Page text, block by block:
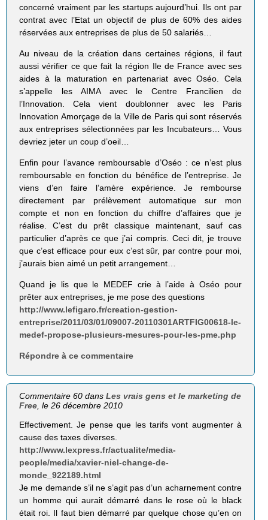
concerné vraiment par les startups aujourd’hui. Ils ont par
contrat avec l’Etat un objectif de plus de 60% des aides
réservées aux entreprises de plus de 50 salariés…
Au niveau de la création dans certaines régions, il faut
aussi vérifier ce que fait la région Ile de France avec ses
aides à la maturation en partenariat avec Oséo. Cela
s’appelle les AIMA avec le Centre Francilien de
l’Innovation. Cela vient doublonner avec les Paris
Innovation Amorçage de la Ville de Paris qui sont réservés
aux entreprises sélectionnées par les Incubateurs… Vous
devriez jeter un coup d’oeil…
Enfin pour l’avance remboursable d’Oséo : ce n’est plus
remboursable en fonction du bénéfice de l’entreprise. Je
viens d’en faire l’amère expérience. Je rembourse
directement par prélèvement automatique sur mon
compte et non en fonction du chiffre d’affaires que je
réalise. C’est du prêt classique maintenant, sauf cas
particulier d’après ce que j’ai compris. Ceci dit, je trouve
que c’est efficace pour eux c’est sûr, par contre pour moi,
j’aurais bien aimé un petit arrangement…
Quand je lis que le MEDEF crie à l’aide à Oséo pour
prêter aux entreprises, je me pose des questions
http://www.lefigaro.fr/creation-gestion-
entreprise/2011/03/01/09007-20110301ARTFIG00618-le-
medef-propose-plusieurs-mesures-pour-les-pme.php
Répondre à ce commentaire
Commentaire 60 dansLes vrais gens et le marketing de
Free , le 26 décembre 2010
Effectivement. Je pense que les tarifs vont augmenter à
cause des taxes diverses.
http://www.lexpress.fr/actualite/media-
people/media/xavier-niel-change-de-
monde_922189.html
Je me demande s’il ne s’agit pas d’un acharnement contre
un homme qui aurait démarré dans le rose où le black
était roi. Il faut bien démarré par quelque chose qu’en on